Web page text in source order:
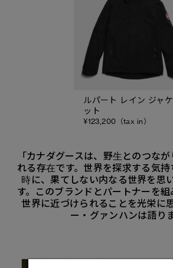
ルパート レイン ジャケ
ット
¥123,200（tax in）
「カナダグースは、野生とのつな
れる存在です。世界を探求する気
時に、果てしない内なる世界を思
す。このブランドとパートナーを
世界に近づけられることを光栄に
ー・グァンハンは語りま